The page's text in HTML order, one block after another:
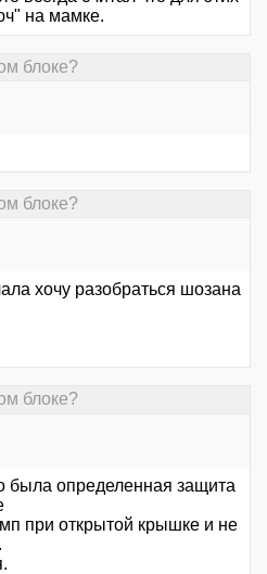
на мамке.
блоке?
блоке?
хочу разобраться шозана
блоке?
была определенная защита
при открытой крышке и не